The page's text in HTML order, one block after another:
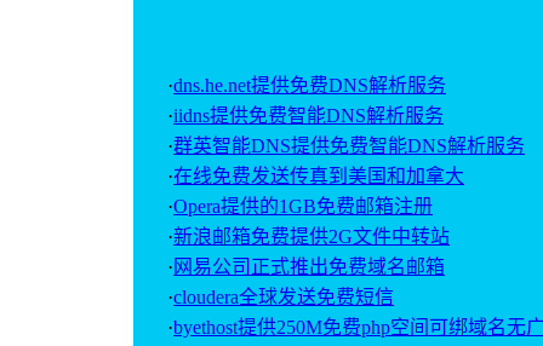
·dns.he.net提供免费DNS解析服务
·iidns提供免费智能DNS解析服务
·群英智能DNS提供免费智能DNS解析服务
·在线免费发送传真到美国和加拿大
·Opera提供的1GB免费邮箱注册
·新浪邮箱免费提供2G文件中转站
· 网易公司正式推出免费域名邮箱
·cloudera全球发送免费短信
·byethost提供250M免费php空间可绑域名无